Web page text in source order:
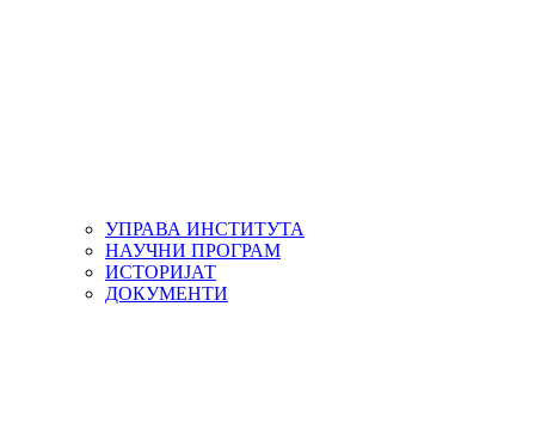
УПРАВА ИНСТИТУТА
НАУЧНИ ПРОГРАМ
ИСТОРИЈАТ
ДОКУМЕНТИ